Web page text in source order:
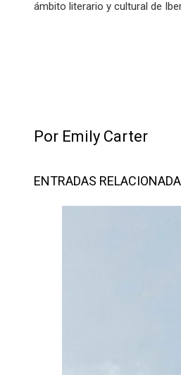
ámbito literario y cultural de
Por Emily Carter
ENTRADAS